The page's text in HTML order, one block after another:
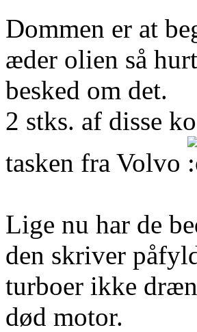
Dommen er at
æder olien så
besked om det.
2 stks. af disse
tasken fra Volvo
Lige nu har de
den skriver
turboer ikke
død motor.